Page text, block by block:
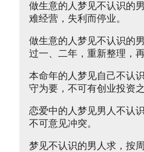
做生意的人梦见不认识的
难经营，失利而停业。
做生意的人梦见不认识的
过一、二年，重新整理，再
本命年的人梦见自己不认
守为要，不可有创业投资之
恋爱中的人梦见男人不认
不可意见冲突。
梦见不认识的男人求，按